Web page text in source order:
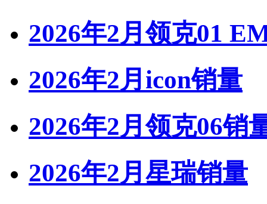
2026年2月领克01
2026年2月icon销量
2026年2月领克06销
2026年2月星瑞销量